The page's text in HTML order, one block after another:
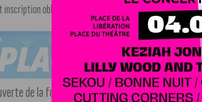
obligatoire : evenements@forets-
de la forêt de Chalmessin »